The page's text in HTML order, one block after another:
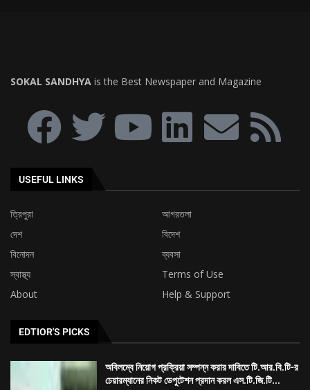
SOKAL SANDHYA is the Best Newspaper and Magazine
USEFUL LINKS
ত্রিপুরা
আগরতলা
দেশ
বিদেশ
বিনোদন
ব্যবসা
স্বাস্থ্য
Terms of Use
About
Help & Support
EDTIOR'S PICKS
অবিলম্বে নিয়োগ প্রক্রিয়া সম্পন্ন করার দাবিতে টি.আর.বি.টি-র
চেয়ারম্যানের নিকট ডেপুটেশন প্রদান করল এস.টি.জি.টি...